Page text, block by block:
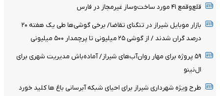
قلع‌وقمع ۴۱ مورد ساخت‌وساز غیرمجاز در فارس
بازار موبایل شیراز در تنگنای تقاضا/ برخی گوشی‌ها طی یک هفته ۲۰
درصد گران شدند / از گوشی ۲۵ میلیونی تا پرچمدار ۵۰۰ میلیونی
۵۹ پروژه برای مهار روان‌آب‌های شیراز/ آماده‌باش مدیریت شهری برای
ال‌نینو
طرح ویژه شهرداری شیراز برای احیای شبکه آبرسانی باغ ها کلید خورد